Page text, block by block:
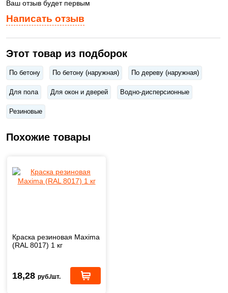
Написать отзыв
Ваш отзыв будет первым
Этот товар из подборок
По бетону По бетону (наружная) По дереву (наружная)
Для пола Для окон и дверей Водно-дисперсионные
Резиновые
Похожие товары
Краска резиновая Maxima
(RAL 8017) 1 кг
18,28 руб./шт.